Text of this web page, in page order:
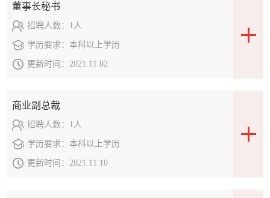
董事长秘书
招聘人数： 1人
学历要求： 本科以上学历
更新时间： 2021.11.02
商业副总裁
招聘人数： 1人
学历要求： 本科以上学历
更新时间： 2021.11.10